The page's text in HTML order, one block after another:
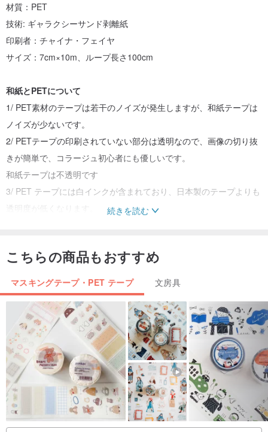
材質：PET
技術: ギャラクシーサンド剥離紙
印刷者：チャイナ・フェイヤ
サイズ：7cm×10m、ループ長さ100cm
和紙とPETについて
1/ PET素材のテープは若干のノイズが発生しますが、和紙テープは
ノイズが少ないです。
2/ PETテープの印刷されていない部分は透明なので、画像の切り抜
きが簡単で、コラージュ初心者にも優しいです。
和紙テープは不透明です
3/ PET テープには白インクが含まれており、日本製のテープよりも
透明度が低くなります。
5/ PET素材テープの特殊オイル効果は全体的に比較的明るく、和紙
テープの特殊オイル効果はより重層的です。
購入前情報
1/実際の商品との間には若干の色の違いがあり、実際の色は実際の
商品の影響を受けるものとします。
2/ テープシール部分のカットが不均一になり、パターンが不完全に
なり、糊が残ります。
3/ 特殊オイルの変位は 1mm 以内は正常です。
4/ 紙テープは非常に薄い半透明の紙で、素材自体は真っ白ではなく
黄色がかっています。
続きを読む
こちらの商品もおすすめ
マスキングテープ・PET テープ 文房具